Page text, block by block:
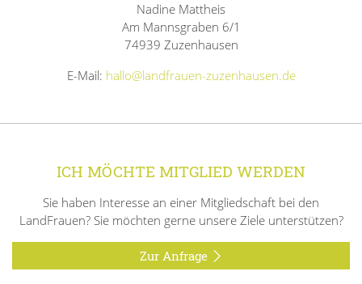
Nadine Mattheis
Am Mannsgraben 6/1
74939 Zuzenhausen
E-Mail: hallo@landfrauen-zuzenhausen.de
ICH MÖCHTE MITGLIED WERDEN
Sie haben Interesse an einer Mitgliedschaft bei den
LandFrauen? Sie möchten gerne unsere Ziele unterstützen?
Zur Anfrage